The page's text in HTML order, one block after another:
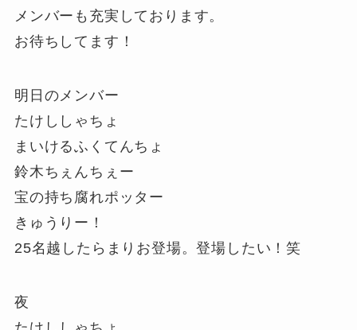
メンバーも充実しております。
お待ちしてます！
明日のメンバー
たけししゃちょ
まいけるふくてんちょ
鈴木ちぇんちぇー
宝の持ち腐れポッター
きゅうりー！
25名越したらまりお登場。登場したい！笑
夜